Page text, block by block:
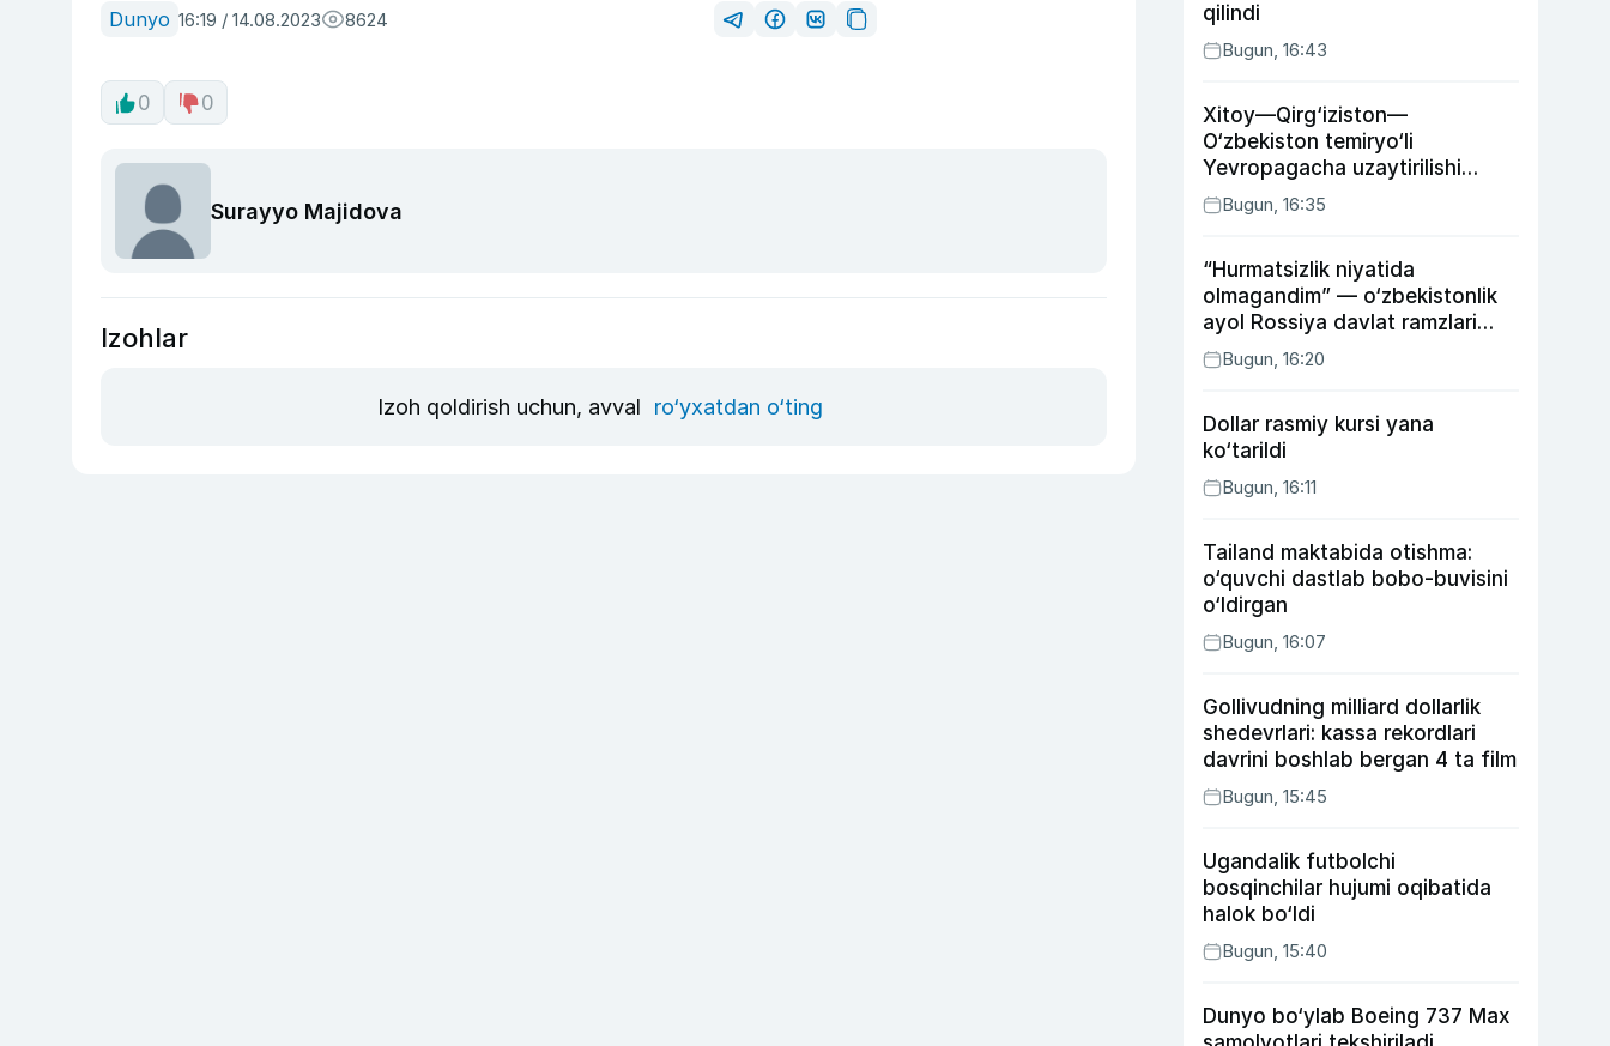
Dunyo 16:19 / 14.08.2023 8624
0 0
Surayyo Majidova
Izohlar
Izoh qoldirish uchun, avval ro‘yxatdan o‘ting
qilindi
Bugun, 16:43
Xitoy—Qirg‘iziston—
O‘zbekiston temiryo‘li
Yevropagacha uzaytirilishi
mumkin
Bugun, 16:35
“Hurmatsizlik niyatida
olmagandim” — o‘zbekistonlik
ayol Rossiya davlat ramzlari
tushirilgan poyandoz haqida
Bugun, 16:20
Dollar rasmiy kursi yana
ko‘tarildi
Bugun, 16:11
Tailand maktabida otishma:
o‘quvchi dastlab bobo-buvisini
o‘ldirgan
Bugun, 16:07
Gollivudning milliard dollarlik
shedevrlari: kassa rekordlari
davrini boshlab bergan 4 ta film
Bugun, 15:45
Ugandalik futbolchi
bosqinchilar hujumi oqibatida
halok bo‘ldi
Bugun, 15:40
Dunyo bo‘ylab Boeing 737 Max